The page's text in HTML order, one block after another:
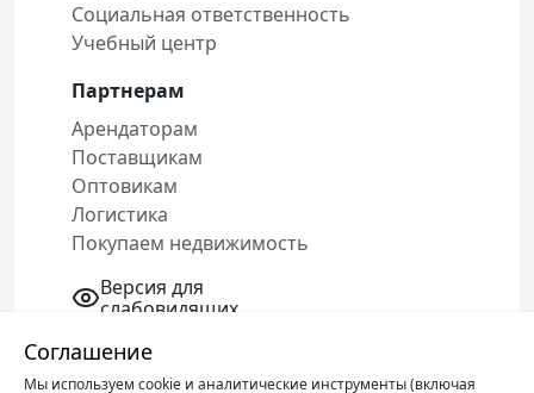
Соглашение
Мы используем cookie и аналитические инструменты (включая
Социальная ответственность
Учебный центр
Партнерам
Арендаторам
Поставщикам
Оптовикам
Логистика
Покупаем недвижимость
Версия для
слабовидящих